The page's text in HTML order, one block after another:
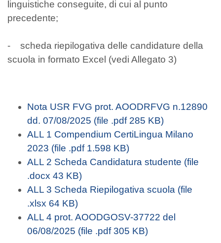
linguistiche conseguite, di cui al punto
precedente;
- scheda riepilogativa delle candidature della
scuola in formato Excel (vedi Allegato 3)
Nota USR FVG prot. AOODRFVG n.12890
dd. 07/08/2025 (file .pdf 285 KB)
ALL 1 Compendium CertiLingua Milano
2023 (file .pdf 1.598 KB)
ALL 2 Scheda Candidatura studente (file
.docx 43 KB)
ALL 3 Scheda Riepilogativa scuola (file
.xlsx 64 KB)
ALL 4 prot. AOODGOSV-37722 del
06/08/2025 (file .pdf 305 KB)